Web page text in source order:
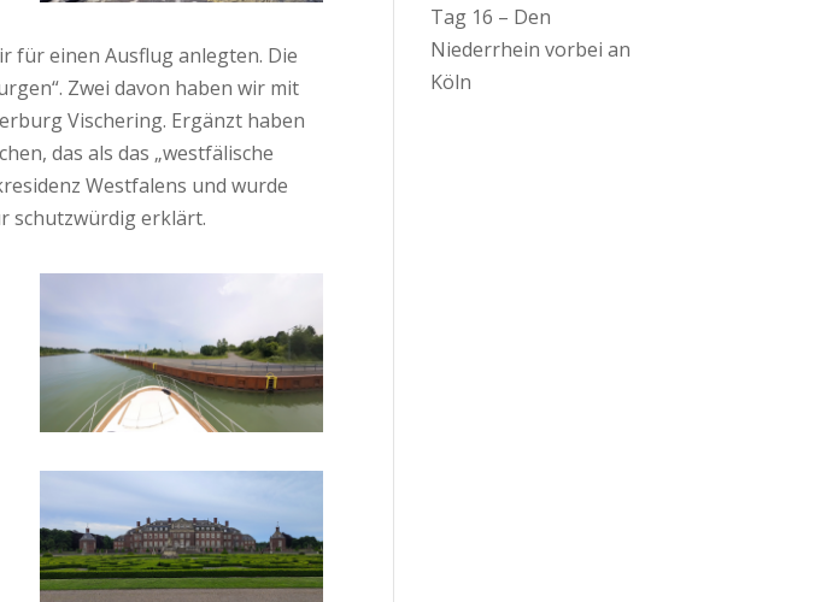
für einen Ausflug anlegten. Die
Zwei davon haben wir mit
Vischering. Ergänzt haben
das als das „westfälische
Westfalens und wurde
schutzwürdig erklärt.
Tag 16 – Den
Niederrhein vorbei an
Köln